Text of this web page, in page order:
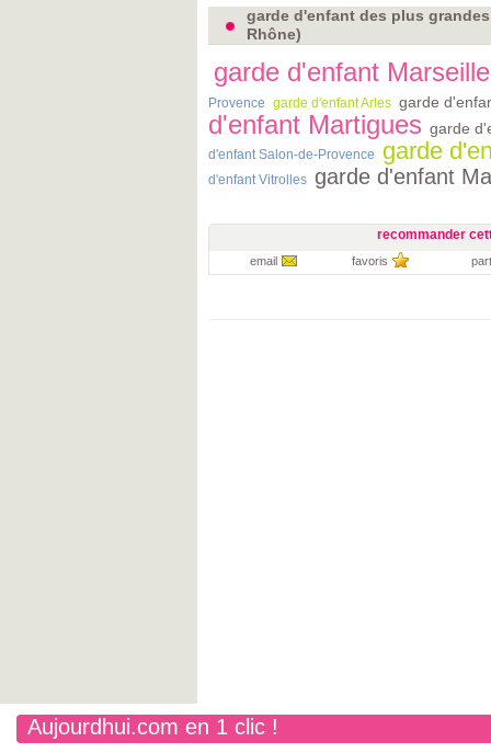
garde d'enfant des plus
Rhône)
garde d'enfant Marseille
Provence garde d'enfant Arles garde
d'enfant Martigues garde
d'enfant Salon-de-Provence garde
d'enfant Vitrolles garde d'enfant
recommander
email favoris
Aujourdhui.com en 1 clic !